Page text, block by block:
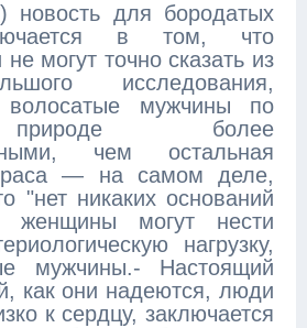
новость для бородатых
в том, что
могут точно сказать из
исследования,
мужчины по
более
чем остальная
раса — на самом деле,
"нет никаких оснований
женщины могут нести
нагрузку,
мужчины.- Настоящий
как они надеются, люди
к сердцу, заключается